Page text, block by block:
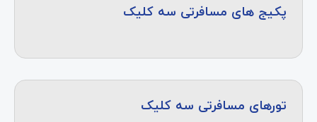
پکیج های مسافرتی سه کلیک
تورهای مسافرتی سه کلیک